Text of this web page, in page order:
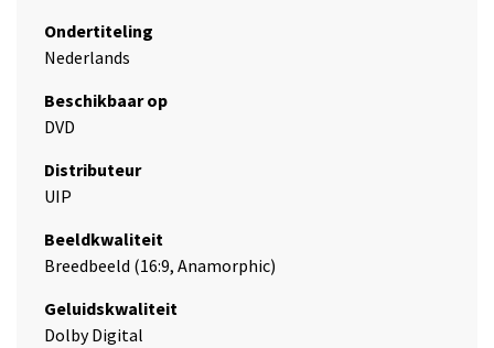
Ondertiteling
Nederlands
Beschikbaar op
DVD
Distributeur
UIP
Beeldkwaliteit
Breedbeeld (16:9, Anamorphic)
Geluidskwaliteit
Dolby Digital